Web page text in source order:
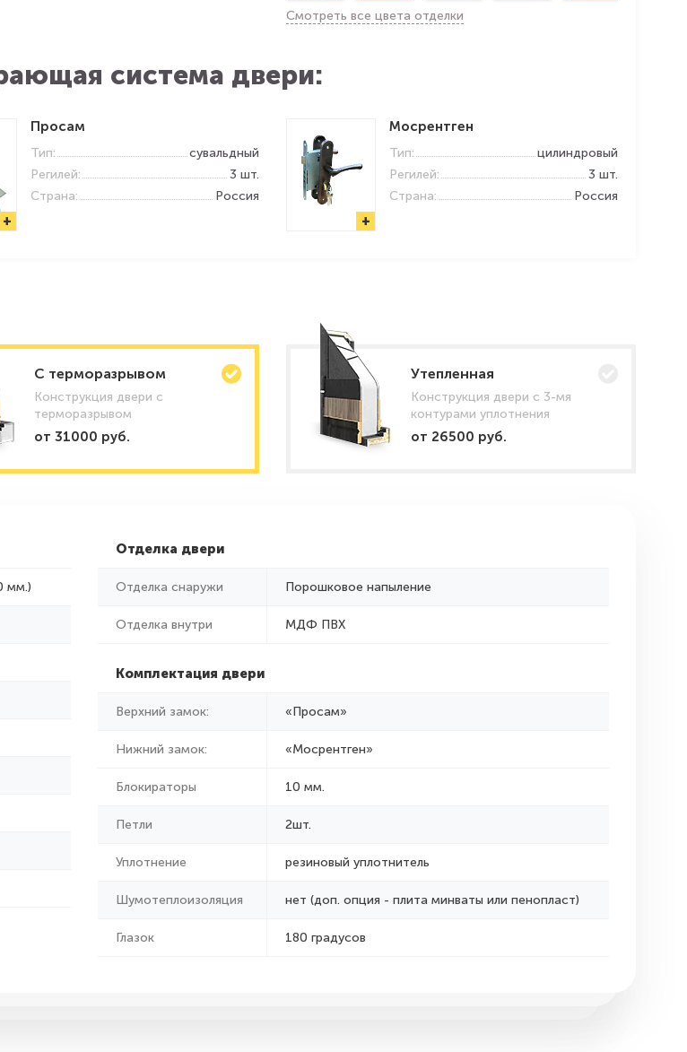
Смотреть все цвета отделки
система двери:
+
Просам
Тип:
сувальдный
Регилей:
3 шт.
Страна:
Россия
+
Мосрентген
Тип:
цилиндровый
Регилей:
3 шт.
Страна:
Россия
C терморазрывом
Конструкция двери с
терморазрывом
от 31000 руб.
Утепленная
Конструкция двери с 3-мя
контурами уплотнения
от 26500 руб.
мм.)
Отделка двери
Отделка снаружи Порошковое напыление
Отделка внутри МДФ ПВХ
Комплектация двери
Верхний замок: «Просам»
Нижний замок: «Мосрентген»
Блокираторы 10 мм.
Петли 2шт.
Уплотнение резиновый уплотнитель
Шумотеплоизоляция нет (доп. опция - плита минваты или пенопласт)
Глазок 180 градусов